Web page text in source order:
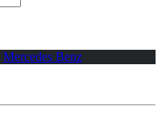
Mercedes Benz